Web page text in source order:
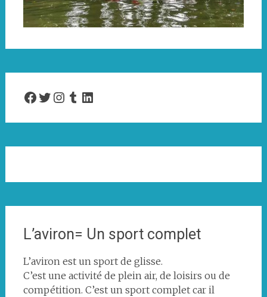
Facebook
Twitter
Instagram
Tumblr
LinkedIn
L’aviron= Un sport complet
L’aviron est un sport de glisse.
C’est une activité de plein air, de loisirs ou de
compétition. C’est un sport complet car il